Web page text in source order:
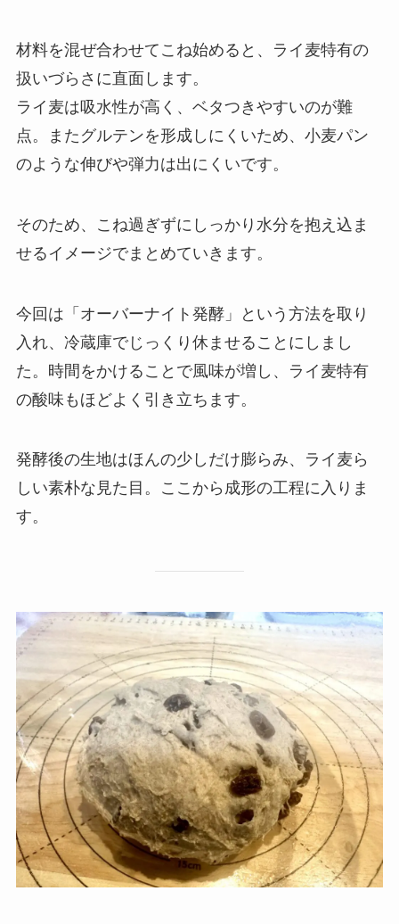
材料を混ぜ合わせてこね始めると、ライ麦特有の
扱いづらさに直面します。
ライ麦は吸水性が高く、ベタつきやすいのが難
点。またグルテンを形成しにくいため、小麦パン
のような伸びや弾力は出にくいです。
そのため、こね過ぎずにしっかり水分を抱え込ま
せるイメージでまとめていきます。
今回は「オーバーナイト発酵」という方法を取り
入れ、冷蔵庫でじっくり休ませることにしまし
た。時間をかけることで風味が増し、ライ麦特有
の酸味もほどよく引き立ちます。
発酵後の生地はほんの少しだけ膨らみ、ライ麦ら
しい素朴な見た目。ここから成形の工程に入りま
す。